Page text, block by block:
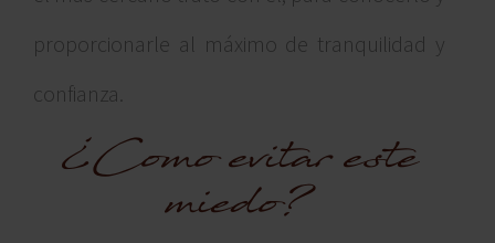
proporcionarle al máximo de tranquilidad y
confianza.
¿Como evitar este
miedo?